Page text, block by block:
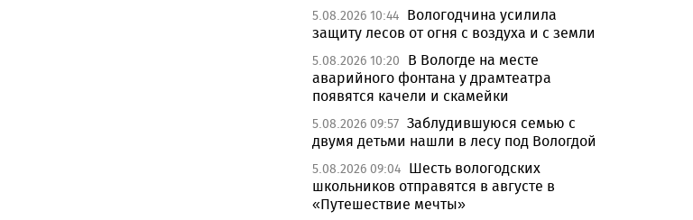
5.08.2026 10:44 Вологодчина усилила
защиту лесов от огня с воздуха и с земли
5.08.2026 10:20
В Вологде на месте
аварийного фонтана у драмтеатра
появятся качели и скамейки
5.08.2026 09:57 Заблудившуюся семью с
двумя детьми нашли в лесу под Вологдой
5.08.2026 09:04 Шесть вологодских
школьников отправятся в августе в
«Путешествие мечты»